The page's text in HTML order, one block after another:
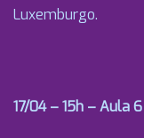
Luxemburgo.
17/04 – 15h – Aula 6